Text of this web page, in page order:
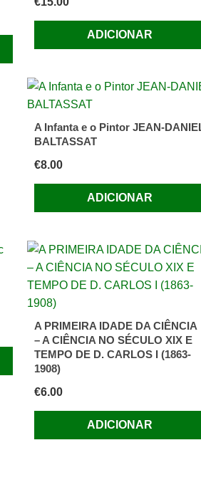
ADICIONAR
A Infanta e o Pintor JEAN-
BALTASSAT
€8.00
ADICIONAR
A PRIMEIRA IDADE DA CIÊNCIA
– A CIÊNCIA NO SÉCULO XIX E
TEMPO DE D. CARLOS I (1863-
1908)
€6.00
ADICIONAR